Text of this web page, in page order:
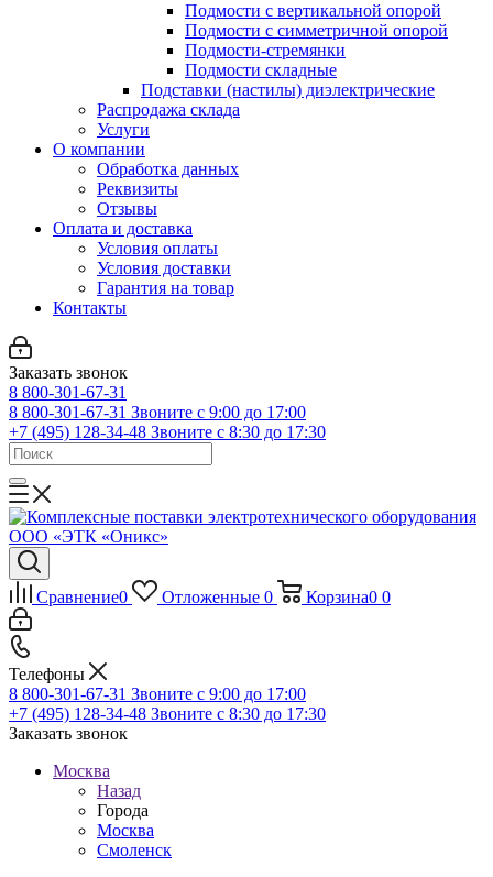
Подмости с вертикальной опорой
Подмости с симметричной опорой
Подмости-стремянки
Подмости складные
Подставки (настилы) диэлектрические
Распродажа склада
Услуги
О компании
Обработка данных
Реквизиты
Отзывы
Оплата и доставка
Условия оплаты
Условия доставки
Гарантия на товар
Контакты
Заказать звонок
8 800-301-67-31
8 800-301-67-31 Звоните с 9:00 до 17:00
+7 (495) 128-34-48 Звоните с 8:30 до 17:30
Сравнение0 Отложенные 0 Корзина0 0
Телефоны
8 800-301-67-31 Звоните с 9:00 до 17:00
+7 (495) 128-34-48 Звоните с 8:30 до 17:30
Заказать звонок
Москва
Назад
Города
Москва
Смоленск